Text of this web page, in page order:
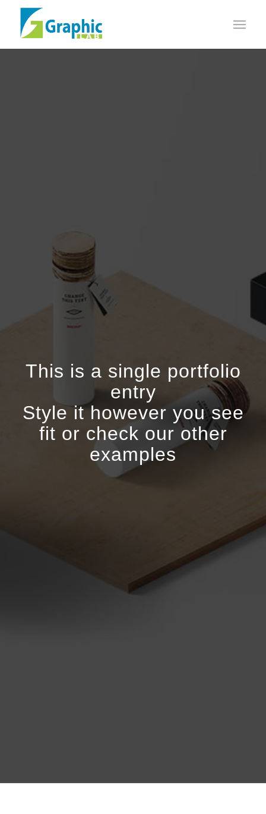
This is a single portfolio
entry
Style it however you see
fit or check our other
examples